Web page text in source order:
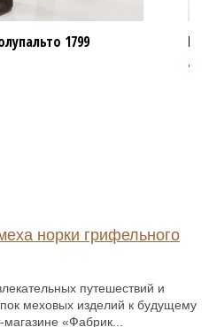
1799
норки грифельного
путешествий и
меховых изделий к будущему
«Фабрик...